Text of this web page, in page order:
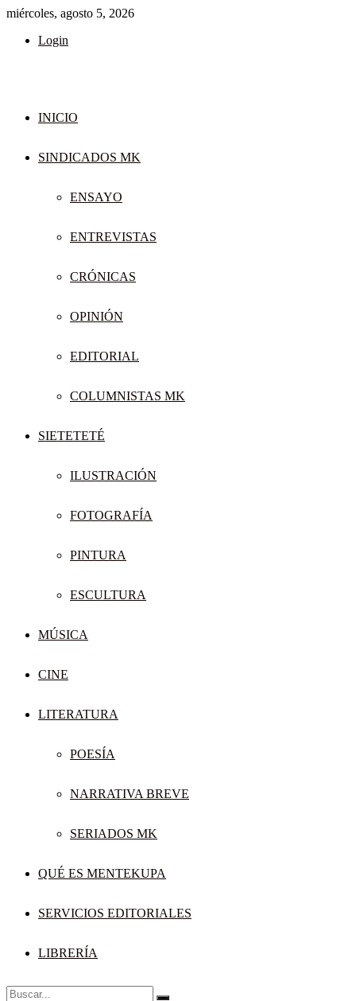
miércoles, agosto 5, 2026
Login
INICIO
SINDICADOS MK
ENSAYO
ENTREVISTAS
CRÓNICAS
OPINIÓN
EDITORIAL
COLUMNISTAS MK
SIETETETÉ
ILUSTRACIÓN
FOTOGRAFÍA
PINTURA
ESCULTURA
MÚSICA
CINE
LITERATURA
POESÍA
NARRATIVA BREVE
SERIADOS MK
QUÉ ES MENTEKUPA
SERVICIOS EDITORIALES
LIBRERÍA